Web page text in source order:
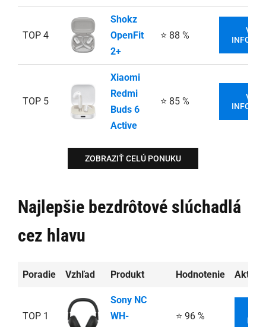
TOP 4
Shokz
OpenFit
2+
⭐ 88 %
VIAC
TOP 5
Xiaomi
Redmi
Buds 6
Active
⭐ 85 %
VIAC
ZOBRAZIŤ CELÚ PONUKU
Najlepšie bezdrôtové slúchadlá
cez hlavu
Poradie Vzhľad Produkt Hodnotenie
TOP 1
Sony NC
WH-
⭐ 96 %